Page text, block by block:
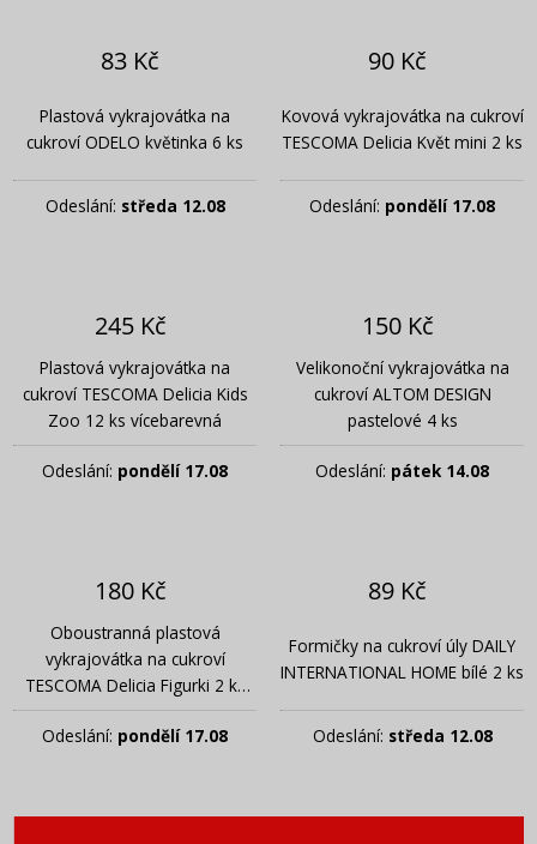
83 Kč
Plastová vykrajovátka na
cukroví ODELO květinka 6 ks
Odeslání: středa 12.08
90 Kč
Kovová vykrajovátka na cukroví
TESCOMA Delicia Květ mini 2 ks
Odeslání: pondělí 17.08
245 Kč
Plastová vykrajovátka na
cukroví TESCOMA Delicia Kids
Zoo 12 ks vícebarevná
Odeslání: pondělí 17.08
150 Kč
Velikonoční vykrajovátka na
cukroví ALTOM DESIGN
pastelové 4 ks
Odeslání: pátek 14.08
180 Kč
Oboustranná plastová
vykrajovátka na cukroví
TESCOMA Delicia Figurki 2 ks
hnědá
Odeslání: pondělí 17.08
89 Kč
Formičky na cukroví úly DAILY
INTERNATIONAL HOME bílé 2 ks
Odeslání: středa 12.08